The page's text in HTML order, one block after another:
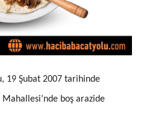
19 Şubat 2007 tarihinde
boş arazide